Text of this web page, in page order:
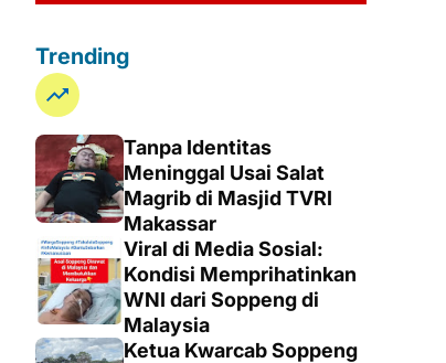
Trending
Tanpa Identitas
Meninggal Usai Salat
Magrib di Masjid TVRI
Makassar
Viral di Media Sosial:
Kondisi Memprihatinkan
WNI dari Soppeng di
Malaysia
Ketua Kwarcab Soppeng